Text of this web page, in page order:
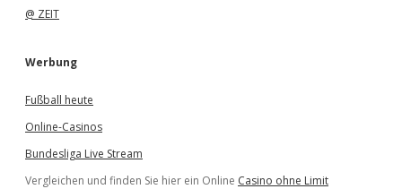
@ ZEIT
Werbung
Fußball heute
Online-Casinos
Bundesliga Live Stream
Vergleichen und finden Sie hier ein Online Casino ohne Limit